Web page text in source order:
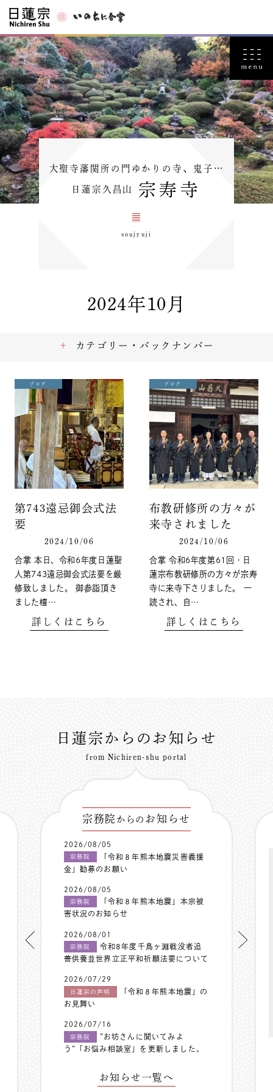
大聖寺藩関所の門ゆかりの寺、鬼子…
日蓮宗久昌山 宗寿寺
soujyuji
2024年10月
ブログ
第743遠忌御会式法
要
2024/10/06
合掌 本日、令和6年度日蓮聖
人第743遠忌御会式法要を厳
修致しました。 御参詣頂き
ました檀…
詳しくはこちら
ブログ
布教研修所の方々が
来寺されました
2024/10/06
合掌 令和6年度第61回・日
蓮宗布教研修所の方々が宗寿
寺に来寺下さりました。 一
読され、自…
詳しくはこちら
カテゴリー・バックナンバー
日蓮宗からのお知らせ
from Nichiren-shu portal
宗務院 からの お知らせ
2026/08/05
宗務院
「令和８年熊本地震災害義援
金」勧募のお願い
2026/08/05
宗務院
「令和８年熊本地震」本宗被
害状況のお知らせ
2026/08/01
宗務院
令和8年度千鳥ヶ淵戦没者追
善供養並世界立正平和祈願法要について
2026/07/29
日蓮宗の声明
「令和８年熊本地震」の
お見舞い
2026/07/16
宗務院
”お坊さんに聞いてみよ
う”「お悩み相談室」を更新しました。
お知らせ一覧へ